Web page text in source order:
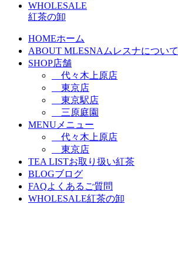
WHOLESALE
紅茶の卸
HOMEホーム
ABOUT MLESNAムレスナについて
SHOP店舗
代々木上原店
東京店
東京駅店
三原庭園
MENUメニュー
代々木上原店
東京店
TEA LISTお取り扱い紅茶
BLOGブログ
FAQよくあるご質問
WHOLESALE紅茶の卸